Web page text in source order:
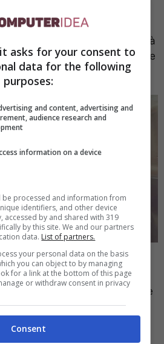
può essere ancora
che regola la quantità
le necessità, tra sei e tre
di acqua del water – computer-
a sostituire la cassetta, ma se
un trucco semplice ma
lo spreco di acqua. Uno dei
di occupare una parte
asks for your consent to
data for the following
purposes:
and content, advertising and
audience research and
information on a device
be processed and information from
identifiers, and other device
accessed by and shared with 319
by this site. We and our partners
data. List of partners.
your personal data on the basis
you can object to by managing
for a link at the bottom of this page
or withdraw consent in privacy
Consent